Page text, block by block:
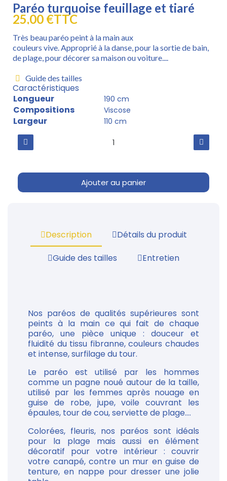
Paréo turquoise feuillage et tiaré
25,00 €TTC
Très beau paréo peint à la main aux
couleurs vive. Approprié à la danse, pour la sortie de bain,
de plage, pour décorer sa maison ou voiture....
Guide des tailles
Caractéristiques
Longueur
190 cm
Compositions Viscose
Largeur 110 cm
Ajouter au panier
Description
Détails du produit
Guide des tailles
Entretien
Nos paréos de qualités supérieures sont
peints à la main ce qui fait de chaque
paréo, une pièce unique : douceur et
fluidité du tissu fibranne, couleurs chaudes
et intense, surfilage du tour.
Le paréo est utilisé par les hommes
comme un pagne noué autour de la taille,
utilisé par les femmes après nouage en
guise de robe, jupe, voile couvrant les
épaules, tour de cou, serviette de plage....
Colorées, fleuris, nos paréos sont idéals
pour la plage mais aussi en élément
décoratif pour votre intérieur : couvrir
votre canapé, contre un mur en guise de
tenture, en nappe pour dresser une jolie